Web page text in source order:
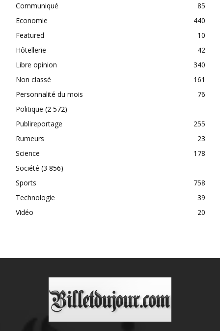
Communiqué
85
Economie
440
Featured
10
Hôtellerie
42
Libre opinion
340
Non classé
161
Personnalité du mois
76
Politique (2 572)
Publireportage
255
Rumeurs
23
Science
178
Société (3 856)
Sports
758
Technologie
39
Vidéo
20